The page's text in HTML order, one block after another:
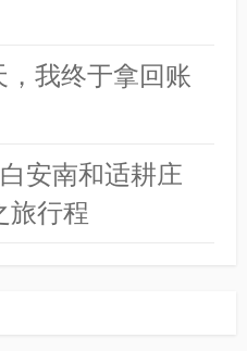
，我终于拿回账
安南和适耕庄
旅行程